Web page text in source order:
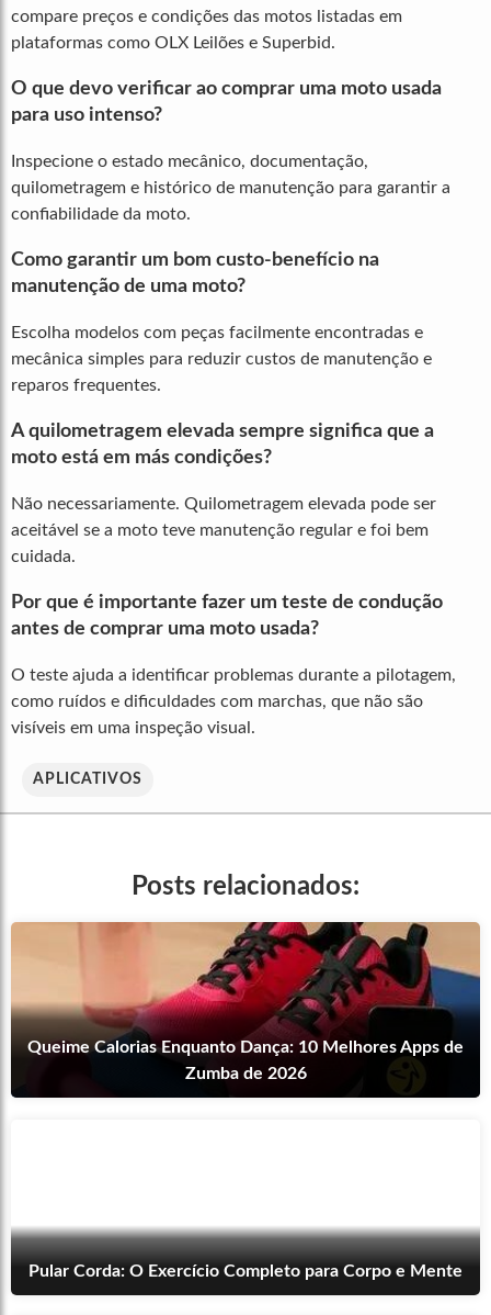
compare preços e condições das motos listadas em
plataformas como OLX Leilões e Superbid.
O que devo verificar ao comprar uma moto usada
para uso intenso?
Inspecione o estado mecânico, documentação,
quilometragem e histórico de manutenção para garantir a
confiabilidade da moto.
Como garantir um bom custo-benefício na
manutenção de uma moto?
Escolha modelos com peças facilmente encontradas e
mecânica simples para reduzir custos de manutenção e
reparos frequentes.
A quilometragem elevada sempre significa que a
moto está em más condições?
Não necessariamente. Quilometragem elevada pode ser
aceitável se a moto teve manutenção regular e foi bem
cuidada.
Por que é importante fazer um teste de condução
antes de comprar uma moto usada?
O teste ajuda a identificar problemas durante a pilotagem,
como ruídos e dificuldades com marchas, que não são
visíveis em uma inspeção visual.
APLICATIVOS
Posts relacionados:
Queime Calorias Enquanto Dança: 10 Melhores Apps de
Zumba de 2026
Pular Corda: O Exercício Completo para Corpo e Mente